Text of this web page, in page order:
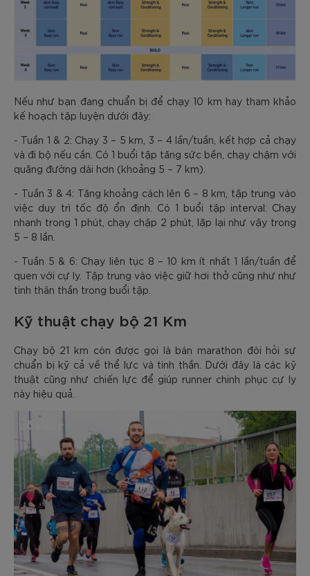
Nếu như bạn đang chuẩn bị để chạy 10 km hay tham khảo
kế hoạch tập luyện dưới đây:
- Tuần 1 & 2: Chạy 3 – 5 km, 3 – 4 lần/tuần, kết hợp cả chạy
và đi bộ nếu cần. Có 1 buổi tập tăng sức bền, chạy chậm với
quãng đường dài hơn (khoảng 5 – 7 km).
- Tuần 3 & 4: Tăng khoảng cách lên 6 – 8 km, tập trung vào
việc duy trì tốc độ ổn định. Có 1 buổi tập interval: Chạy
nhanh trong 1 phút, chạy chập 2 phút, lặp lại như vậy trong
5 – 8 lần.
- Tuần 5 & 6: Chạy liên tục 8 – 10 km ít nhất 1 lần/tuần để
quen với cự ly. Tập trung vào việc giữ hơi thở cũng như như
tinh thân thần trong buổi tập.
Kỹ thuật chạy bộ 21 Km
Chạy bộ 21 km còn được gọi là bán marathon đòi hỏi sự
chuẩn bị kỹ cả về thể lực và tinh thần. Dưới đây là các kỹ
thuật cũng như chiến lực để giúp runner chinh phục cự ly
này hiệu quả.